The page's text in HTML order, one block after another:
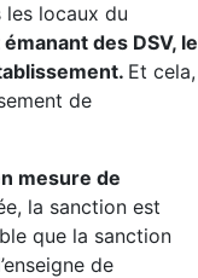
les locaux du
des DSV, le
Et cela,
de
mesure de
la sanction est
que la sanction
de